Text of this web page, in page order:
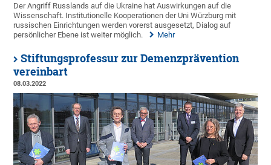
Der Angriff Russlands auf die Ukraine hat Auswirkungen auf die
Wissenschaft. Institutionelle Kooperationen der Uni Würzburg mit
russischen Einrichtungen werden vorerst ausgesetzt, Dialog auf
persönlicher Ebene ist weiter möglich.
Mehr
Stiftungsprofessur zur Demenzprävention
vereinbart
08.03.2022